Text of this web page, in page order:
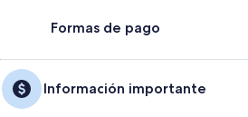
Formas de pago
Información importante